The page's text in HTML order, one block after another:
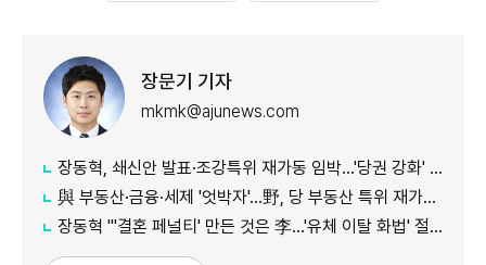
장문기 기자
mkmk@ajunews.com
장동혁, 쇄신안 발표·조강특위 재가동 임박…'당권 강화' 도모
與 부동산·금융·세제 '엇박자'…野, 당 부동산 특위 재가동 등 '맹공'
장동혁 "'결혼 페널티' 만든 것은 李…'유체 이탈 화법' 절정"